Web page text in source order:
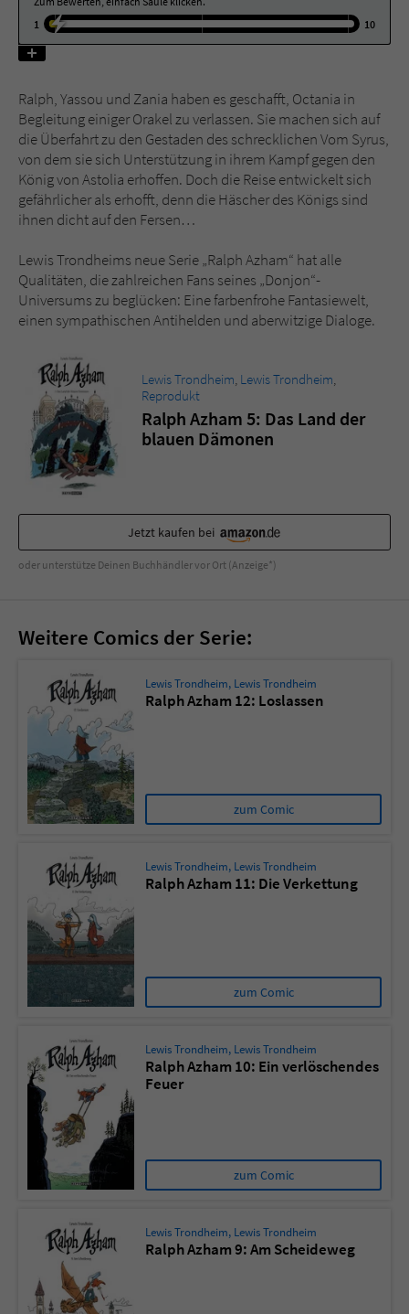
1
10
Ralph, Yassou und Zania haben es geschafft, Octania in
Begleitung einiger Orakel zu verlassen. Sie machen sich auf
die Überfahrt zu den Gestaden des schrecklichen Vom Syrus,
von dem sie sich Unterstützung in ihrem Kampf gegen den
König von Astolia erhoffen. Doch die Reise entwickelt sich
gefährlicher als erhofft, denn die Häscher des Königs sind
ihnen dicht auf den Fersen…
Lewis Trondheims neue Serie „Ralph Azham“ hat alle
Qualitäten, die zahlreichen Fans seines „Donjon“-
Universums zu beglücken: Eine farbenfrohe Fantasiewelt,
einen sympathischen Antihelden und aberwitzige Dialoge.
Lewis Trondheim, Lewis Trondheim,
Reprodukt
Ralph Azham 5: Das Land der
blauen Dämonen
Jetzt kaufen bei
oder unterstütze Deinen Buchhändler vor Ort (Anzeige*)
Weitere Comics der Serie:
Lewis Trondheim, Lewis Trondheim
Ralph Azham 12: Loslassen
zum Comic
Lewis Trondheim, Lewis Trondheim
Ralph Azham 11: Die Verkettung
zum Comic
Lewis Trondheim, Lewis Trondheim
Ralph Azham 10: Ein verlöschendes
Feuer
zum Comic
Lewis Trondheim, Lewis Trondheim
Ralph Azham 9: Am Scheideweg
Name tx_pwcomments_ahash
Laufzeit 1 Jahr
Zweck Cookie für Kommentare einzelner Buchtitel
Name fe_typo_user
Anbieter Literatur-Couch Medien GmbH & Co. KG
Session
Zweck
Kommunikation der Webseite mit dem
Benutzer. Es wird benötigt um z. B. den
Sicherheitscode des Kontaktformulars zu
überprüfen.